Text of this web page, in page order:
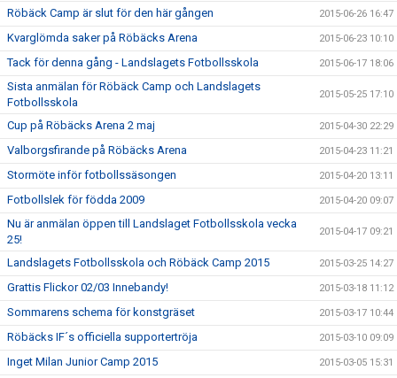
Röbäck Camp är slut för den här gången 2015-06-26 16:47
Kvarglömda saker på Röbäcks Arena 2015-06-23 10:10
Tack för denna gång - Landslagets Fotbollsskola 2015-06-17 18:06
Sista anmälan för Röbäck Camp och Landslagets
Fotbollsskola
2015-05-25 17:10
Cup på Röbäcks Arena 2 maj 2015-04-30 22:29
Valborgsfirande på Röbäcks Arena 2015-04-23 11:21
Stormöte inför fotbollssäsongen 2015-04-20 13:11
Fotbollslek för födda 2009 2015-04-20 09:07
Nu är anmälan öppen till Landslaget Fotbollsskola vecka
25!
2015-04-17 09:21
Landslagets Fotbollsskola och Röbäck Camp 2015 2015-03-25 14:27
Grattis Flickor 02/03 Innebandy! 2015-03-18 11:12
Sommarens schema för konstgräset 2015-03-17 10:44
Röbäcks IF´s officiella supportertröja 2015-03-10 09:09
Inget Milan Junior Camp 2015 2015-03-05 15:31